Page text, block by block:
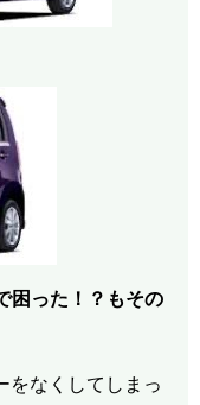
困った！？もその
をなくしてしまっ